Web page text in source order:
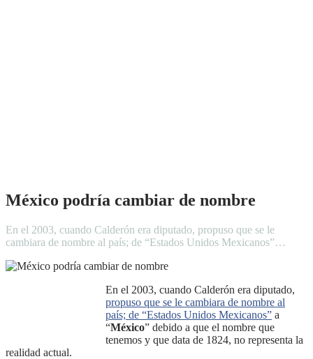
México podría cambiar de nombre
En el 2003, cuando Calderón era diputado, propuso que se le
cambiara de nombre al país; de “Estados Unidos Mexicanos”…
En el 2003, cuando Calderón era diputado,
propuso que se le cambiara de nombre al
país; de “Estados Unidos Mexicanos” a
“México” debido a que el nombre que
tenemos y que data de 1824, no representa la
realidad actual.